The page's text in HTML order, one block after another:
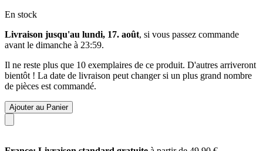
En stock
Livraison jusqu'au lundi, 17. août, si vous passez commande
avant le dimanche à 23:59.
Il ne reste plus que 10 exemplaires de ce produit. D'autres arriveront
bientôt ! La date de livraison peut changer si un plus grand nombre
de pièces est commandé.
Ajouter au Panier